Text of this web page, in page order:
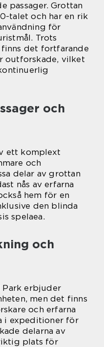
passager. Grottan
talet och har en rik
för
Trots
det fortfarande
outforskade, vilket
och
ett komplext
och
delar av grottan
nås av erfarna
hem för en
den blinda
spelaea.
och
Park erbjuder
men det finns
och erfarna
i expeditioner för
delarna av
plats för